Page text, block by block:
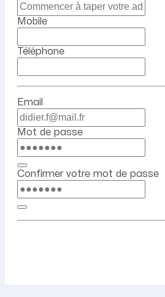
Mobile
Téléphone
Email
Mot de passe
Confirmer votre mot de passe